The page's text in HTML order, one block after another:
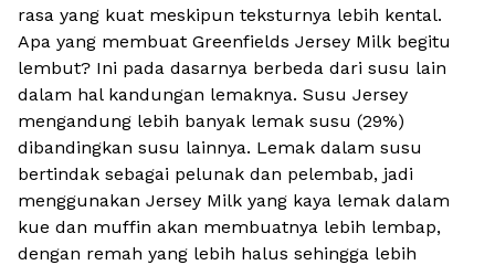
rasa yang kuat meskipun teksturnya lebih kental.
Apa yang membuat Greenfields Jersey Milk begitu
lembut? Ini pada dasarnya berbeda dari susu lain
dalam hal kandungan lemaknya. Susu Jersey
mengandung lebih banyak lemak susu (29%)
dibandingkan susu lainnya. Lemak dalam susu
bertindak sebagai pelunak dan pelembab, jadi
menggunakan Jersey Milk yang kaya lemak dalam
kue dan muffin akan membuatnya lebih lembap,
dengan remah yang lebih halus sehingga lebih